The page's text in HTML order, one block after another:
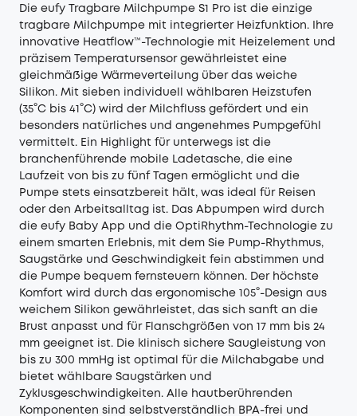
Die eufy Tragbare Milchpumpe S1 Pro ist die einzige
tragbare Milchpumpe mit integrierter Heizfunktion. Ihre
innovative Heatflow™-Technologie mit Heizelement und
präzisem Temperatursensor gewährleistet eine
gleichmäßige Wärmeverteilung über das weiche
Silikon. Mit sieben individuell wählbaren Heizstufen
(35°C bis 41°C) wird der Milchfluss gefördert und ein
besonders natürliches und angenehmes Pumpgefühl
vermittelt. Ein Highlight für unterwegs ist die
branchenführende mobile Ladetasche, die eine
Laufzeit von bis zu fünf Tagen ermöglicht und die
Pumpe stets einsatzbereit hält, was ideal für Reisen
oder den Arbeitsalltag ist. Das Abpumpen wird durch
die eufy Baby App und die OptiRhythm-Technologie zu
einem smarten Erlebnis, mit dem Sie Pump-Rhythmus,
Saugstärke und Geschwindigkeit fein abstimmen und
die Pumpe bequem fernsteuern können. Der höchste
Komfort wird durch das ergonomische 105°-Design aus
weichem Silikon gewährleistet, das sich sanft an die
Brust anpasst und für Flanschgrößen von 17 mm bis 24
mm geeignet ist. Die klinisch sichere Saugleistung von
bis zu 300 mmHg ist optimal für die Milchabgabe und
bietet wählbare Saugstärken und
Zyklusgeschwindigkeiten. Alle hautberührenden
Komponenten sind selbstverständlich BPA-frei und